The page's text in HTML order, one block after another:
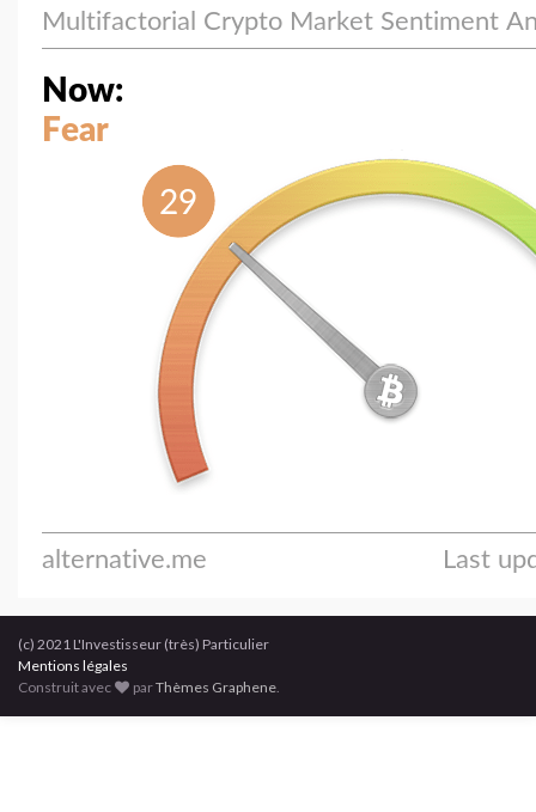
(c) 2021 L'Investisseur (très) Particulier
Mentions légales
Construit avec
parThèmes Graphene